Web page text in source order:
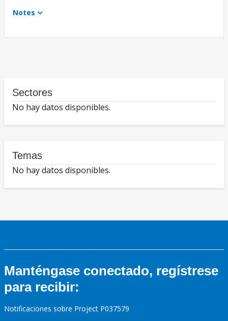
Notes
Sectores
No hay datos disponibles.
Temas
No hay datos disponibles.
Manténgase conectado, regístrese
para recibir:
Notificaciones sobre Project P037579